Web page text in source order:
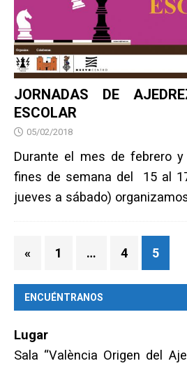
JORNADAS DE
ESCOLAR
05/02/2018
Durante el mes de febrero
fines de semana del 15 al
jueves a sábado)
« 1 … 4 5
ENCUÉNTRANOS
Lugar
Sala “València Origen del